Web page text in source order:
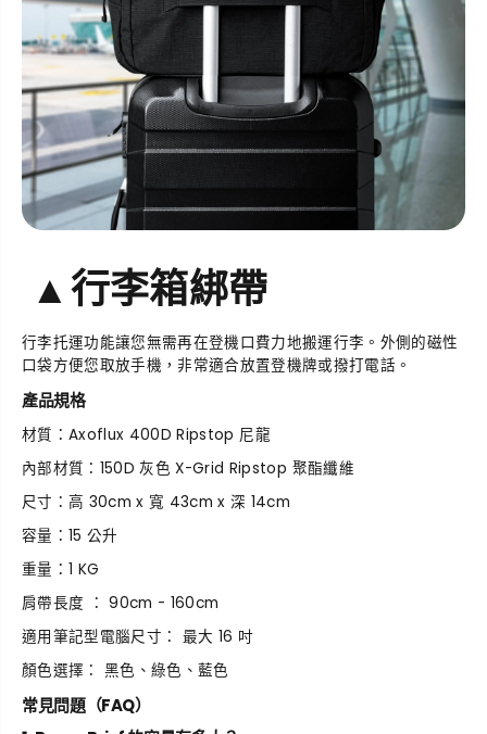
▲行李箱綁帶
行李托運功能讓您無需再在登機口費力地搬運行李。外側的磁性
口袋方便您取放手機，非常適合放置登機牌或撥打電話。
產品規格
材質：Axoflux 400D Ripstop 尼龍
內部材質：150D 灰色 X-Grid Ripstop 聚酯纖維
尺寸：高 30cm x 寬 43cm x 深 14cm
容量：15 公升
重量：1 KG
肩帶長度 ： 90cm - 160cm
適用筆記型電腦尺寸： 最大 16 吋
顏色選擇： 黑色、綠色、藍色
常見問題（FAQ）